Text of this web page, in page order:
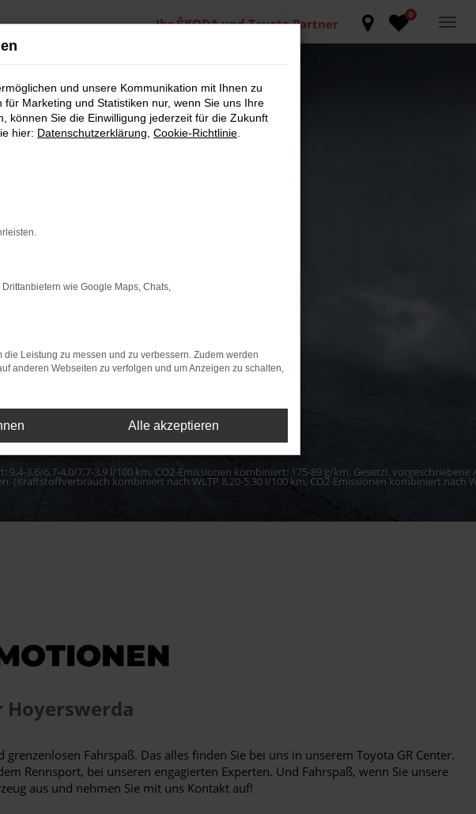
0
Ihr ŠKODA und Toyota Partner
3,6/6,7-4,0/7,7-3,9 l/100 km, CO2-Emissionen kombiniert: 175-89 g/km. Gesetzl. vorgeschriebene
(Kraftstoffverbrauch kombiniert nach WLTP 8,20-5,30 l/100 km, CO2-Emissionen kombiniert nach
Hoyerswerda
Fahrspaß. Das alles finden Sie bei uns in unserem Toyota GR Center.
Rennsport, bei unseren engagierten Experten. Und Fahrspaß, wenn Sie unsere
aus und nehmen Sie mit uns Kontakt auf!
und unsere Kommunikation mit Ihnen zu
Marketing und Statistiken nur, wenn Sie uns Ihre
können Sie die Einwilligung jederzeit für die Zukunft
hier: Datenschutzerklärung Cookie-Richtlinie
wie Google Maps, Chats,
Leistung zu messen und zu verbessern. Zudem werden
anderen Webseiten zu verfolgen und um Anzeigen zu schalten,
Alle akzeptieren